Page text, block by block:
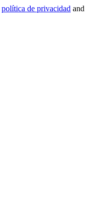
política de privacidad and